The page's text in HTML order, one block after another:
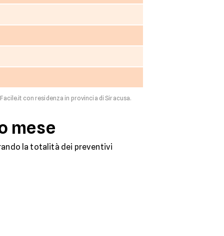
con residenza in provincia di Siracusa.
mese
la totalità dei preventivi